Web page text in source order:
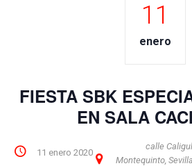
11
enero
FIESTA SBK
EN SALA
11 enero 2020
calle
Montequinto, Sevilla